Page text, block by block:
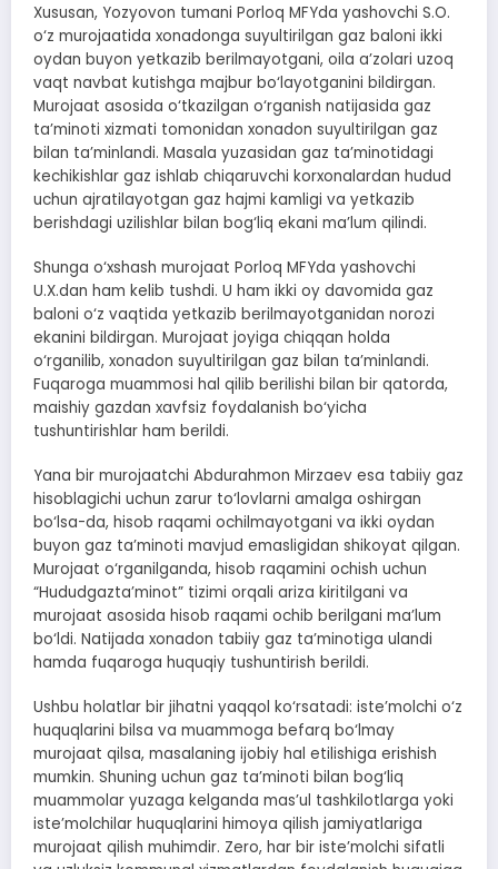
Xususan, Yozyovon tumani Porloq MFYda yashovchi S.O.
o‘z murojaatida xonadonga suyultirilgan gaz baloni ikki
oydan buyon yetkazib berilmayotgani, oila a’zolari uzoq
vaqt navbat kutishga majbur bo‘layotganini bildirgan.
Murojaat asosida o‘tkazilgan o‘rganish natijasida gaz
ta’minoti xizmati tomonidan xonadon suyultirilgan gaz
bilan ta’minlandi. Masala yuzasidan gaz ta’minotidagi
kechikishlar gaz ishlab chiqaruvchi korxonalardan hudud
uchun ajratilayotgan gaz hajmi kamligi va yetkazib
berishdagi uzilishlar bilan bog‘liq ekani ma’lum qilindi.
Shunga o‘xshash murojaat Porloq MFYda yashovchi
U.X.dan ham kelib tushdi. U ham ikki oy davomida gaz
baloni o‘z vaqtida yetkazib berilmayotganidan norozi
ekanini bildirgan. Murojaat joyiga chiqqan holda
o‘rganilib, xonadon suyultirilgan gaz bilan ta’minlandi.
Fuqaroga muammosi hal qilib berilishi bilan bir qatorda,
maishiy gazdan xavfsiz foydalanish bo‘yicha
tushuntirishlar ham berildi.
Yana bir murojaatchi Abdurahmon Mirzaev esa tabiiy gaz
hisoblagichi uchun zarur to‘lovlarni amalga oshirgan
bo‘lsa-da, hisob raqami ochilmayotgani va ikki oydan
buyon gaz ta’minoti mavjud emasligidan shikoyat qilgan.
Murojaat o‘rganilganda, hisob raqamini ochish uchun
“Hududgazta’minot” tizimi orqali ariza kiritilgani va
murojaat asosida hisob raqami ochib berilgani ma’lum
bo‘ldi. Natijada xonadon tabiiy gaz ta’minotiga ulandi
hamda fuqaroga huquqiy tushuntirish berildi.
Ushbu holatlar bir jihatni yaqqol ko‘rsatadi: iste’molchi o‘z
huquqlarini bilsa va muammoga befarq bo‘lmay
murojaat qilsa, masalaning ijobiy hal etilishiga erishish
mumkin. Shuning uchun gaz ta’minoti bilan bog‘liq
muammolar yuzaga kelganda mas’ul tashkilotlarga yoki
iste’molchilar huquqlarini himoya qilish jamiyatlariga
murojaat qilish muhimdir. Zero, har bir iste’molchi sifatli